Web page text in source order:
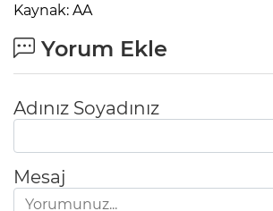
Kaynak: AA
Yorum Ekle
Adınız Soyadınız
Mesaj